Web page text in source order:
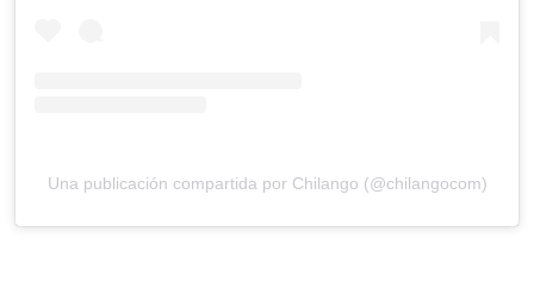
Una publicación compartida por Chilango (@chilangocom)